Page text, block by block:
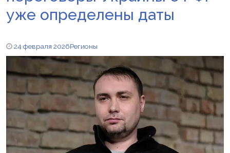
уже определены даты
24 февраля 2026Регионы